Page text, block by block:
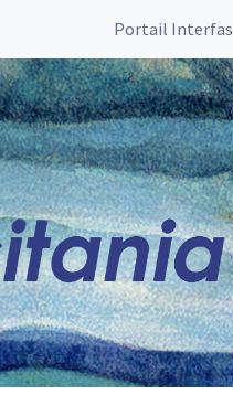
Portail Interfas